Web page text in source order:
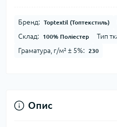
Бренд: Toptextil (Топтекстиль)
Склад: 100% Поліестер Тип
Граматура, г/м² ± 5%: 230
Опис